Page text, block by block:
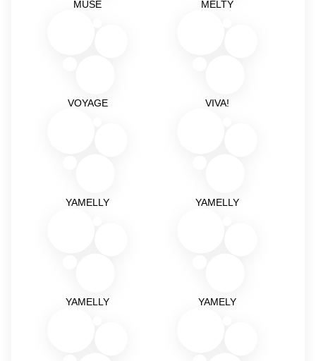
MUSE MELTY
VOYAGE VIVA!
YAMELLY YAMELLY
YAMELLY YAMELY